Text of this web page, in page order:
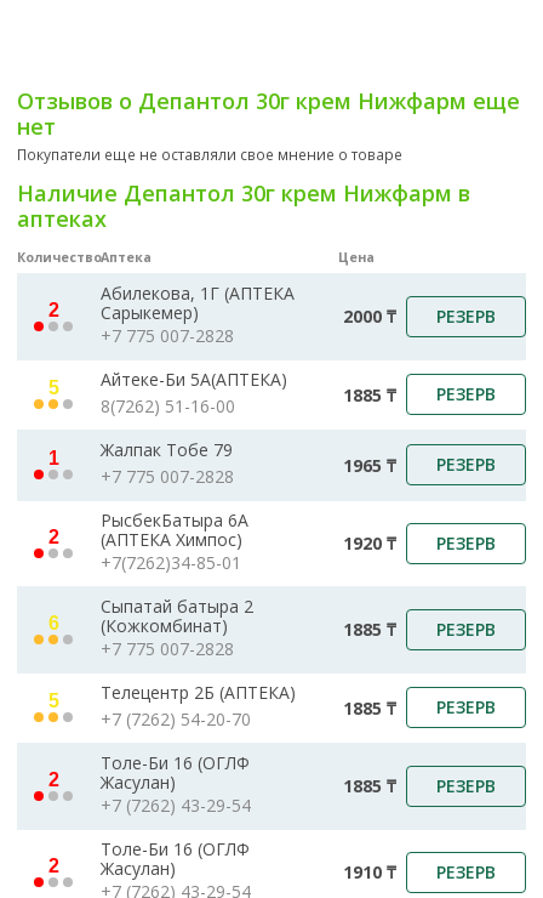
Отзывов о Депантол 30г крем Нижфарм еще
нет
Покупатели еще не оставляли свое мнение о товаре
Наличие Депантол 30г крем Нижфарм в
аптеках
КоличествоАптека Цена
2
Абилекова, 1Г (АПТЕКА
Сарыкемер)
+7 775 007-2828
2000 ₸ РЕЗЕРВ
5
Айтеке-Би 5А(АПТЕКА)
8(7262) 51-16-00
1885 ₸ РЕЗЕРВ
1
Жалпак Тобе 79
+7 775 007-2828
1965 ₸ РЕЗЕРВ
2
РысбекБатыра 6А
(АПТЕКА Химпос)
+7(7262)34-85-01
1920 ₸ РЕЗЕРВ
6
Сыпатай батыра 2
(Кожкомбинат)
+7 775 007-2828
1885 ₸ РЕЗЕРВ
5
Телецентр 2Б (АПТЕКА)
+7 (7262) 54-20-70
1885 ₸ РЕЗЕРВ
2
Толе-Би 16 (ОГЛФ
Жасулан)
+7 (7262) 43-29-54
1885 ₸ РЕЗЕРВ
2
Толе-Би 16 (ОГЛФ
Жасулан)
+7 (7262) 43-29-54
1910 ₸ РЕЗЕРВ